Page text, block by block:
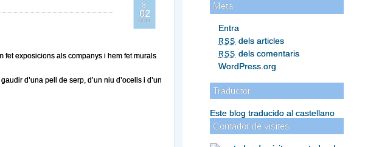
Meta
Entra
RSS dels articles
RSS dels comentaris
WordPress.org
Traductor
Este blog traducido al castellano
Contador de visites
8
02
2011
fet exposicions als companys i hem fet murals
d’una pell de serp, d’un niu d’ocells i d’un